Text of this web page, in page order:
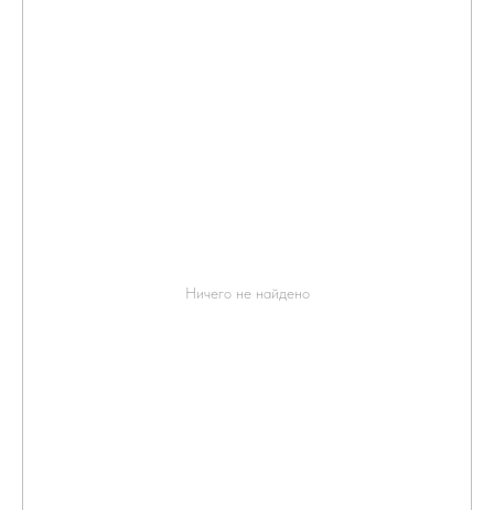
Ничего не найдено